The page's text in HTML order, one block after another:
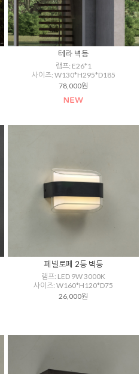
테라 벽등
램프: E26*1
사이즈: W130*H295*D185
78,000원
페넬로페 2등 벽등
램프: LED 9W 3000K
사이즈: W160*H120*D75
26,000원